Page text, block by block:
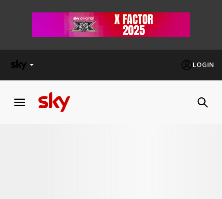
LOGIN
FACTOR